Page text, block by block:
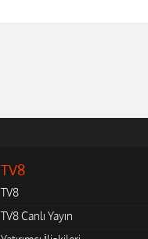
TV8
TV8
TV8 Canlı Yayın